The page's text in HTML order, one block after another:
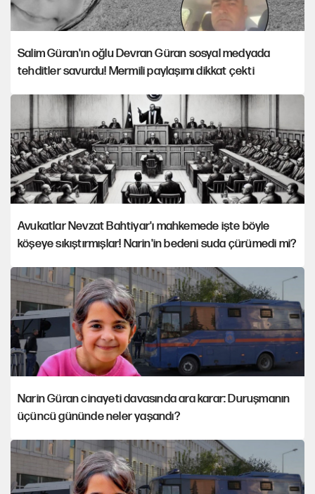
Salim Güran'ın oğlu Devran Güran sosyal medyada
tehditler savurdu! Mermili paylaşımı dikkat çekti
Avukatlar Nevzat Bahtiyar'ı mahkemede işte böyle
köşeye sıkıştırmışlar! Narin'in bedeni suda çürümedi mi?
Narin Güran cinayeti davasında ara karar: Duruşmanın
üçüncü gününde neler yaşandı?